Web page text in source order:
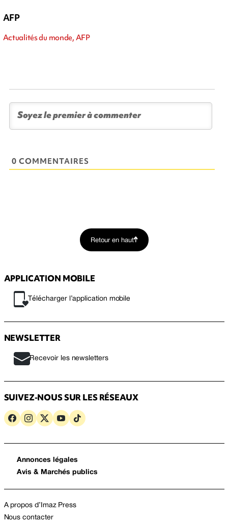
AFP
Actualités du monde, AFP
0 COMMENTAIRES
Retour en haut
APPLICATION MOBILE
Télécharger l’application mobile
NEWSLETTER
Recevoir les newsletters
SUIVEZ-NOUS SUR LES RÉSEAUX
Annonces légales
Avis & Marchés publics
A propos d’Imaz Press
Nous contacter